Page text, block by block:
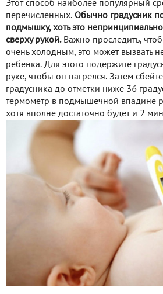
Этот способ наиболее популярный
перечисленных. Обычно градусник
подмышку, хоть это
сверху рукой. Важно проследить,
очень холодным, это может вызвать
ребенка. Для этого подержите
руке, чтобы он нагрелся. Затем
градусника до отметки ниже 36
термометр в подмышечной впадине
хотя вполне достаточно будет и 2